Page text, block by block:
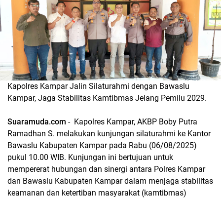
Kapolres Kampar Jalin Silaturahmi dengan Bawaslu
Kampar, Jaga Stabilitas Kamtibmas Jelang Pemilu 2029.
Suaramuda.com - Kapolres Kampar, AKBP Boby Putra
Ramadhan S. melakukan kunjungan silaturahmi ke Kantor
Bawaslu Kabupaten Kampar pada Rabu (06/08/2025)
pukul 10.00 WIB. Kunjungan ini bertujuan untuk
mempererat hubungan dan sinergi antara Polres Kampar
dan Bawaslu Kabupaten Kampar dalam menjaga stabilitas
keamanan dan ketertiban masyarakat (kamtibmas)